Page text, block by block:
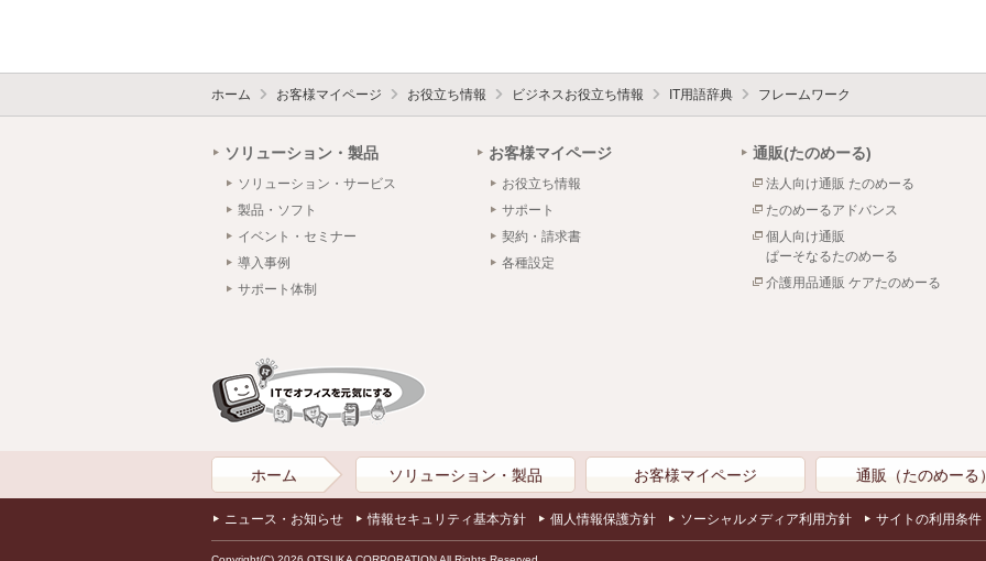
ホーム お客様マイページ お役立ち情報 ビジネスお役立ち情報 IT用語辞典 フレームワーク
ソリューション・製品
ソリューション・サービス
製品・ソフト
イベント・セミナー
導入事例
サポート体制
お客様マイページ
お役立ち情報
サポート
契約・請求書
各種設定
通販(たのめーる)
法人向け通販 たのめーる
たのめーるアドバンス
個人向け通販
ぱーそなるたのめーる
介護用品通販 ケアたのめーる
ホーム ソリューション・製品 お客様マイページ 通販（たのめーる
ニュース・お知らせ 情報セキュリティ基本方針 個人情報保護方針 ソーシャルメディア利用方針 サイトの利用条件